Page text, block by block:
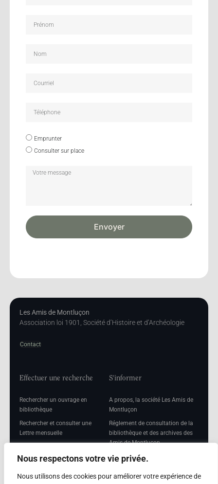
Nous respectons votre vie privée.
Nous utilisons des cookies pour améliorer votre expérience de
Emprunter
Consulter sur place
Envoyer
Les Amis de Montluçon
Association loi 1901, Société d’Histoire et d’Archéologie
Contact
Effectuer une recherche
Rechercher un ouvrage en
bibliothèque
Rechercher et consulter une
Lettre mensuelle
mensuelle
S'informer
A propos, la société Les Amis de
Montluçon
Réglement de consultation de la
bibliothèque et des archives des
Amis de Montluçon
Mentions légales